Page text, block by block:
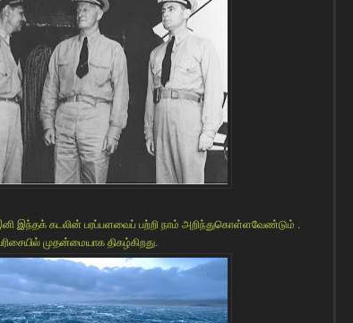
இந்தக் கடலின் பரப்பளவைப் பற்றி நாம் அறிந்துகொள்ளவேண்டும் .
முதன்மையாக திகழ்கிறது.